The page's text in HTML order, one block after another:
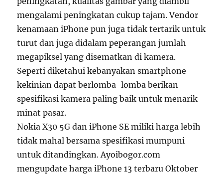
mengalami peningkatan cukup tajam. Vendor
kenamaan iPhone pun juga tidak tertarik untuk
turut dan juga didalam peperangan jumlah
megapiksel yang disematkan di kamera.
Seperti diketahui kebanyakan smartphone
kekinian dapat berlomba-lomba berikan
spesifikasi kamera paling baik untuk menarik
minat pasar.
Nokia X30 5G dan iPhone SE miliki harga lebih
tidak mahal bersama spesifikasi mumpuni
untuk ditandingkan. Ayoibogor.com
mengupdate harga iPhone 13 terbaru Oktober